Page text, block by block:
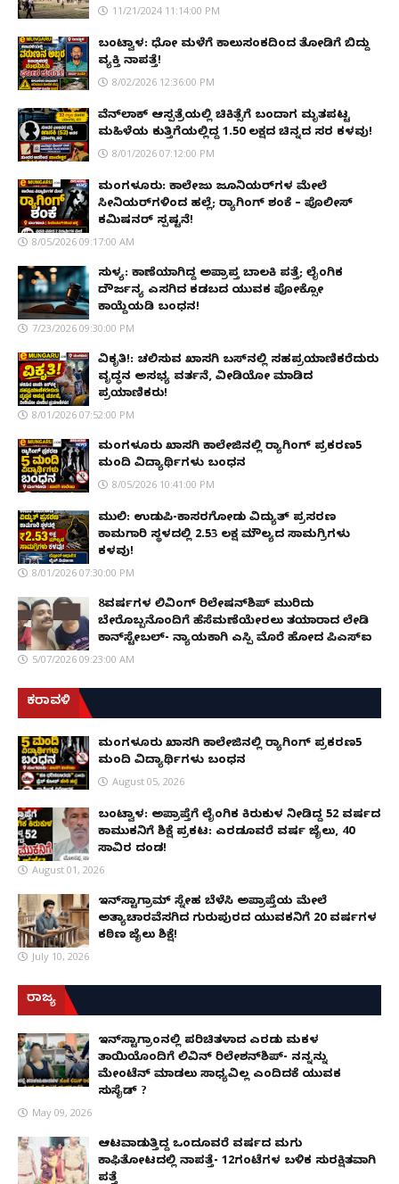
11/21/2024 11:14:00 PM
ಬಂಟ್ವಾಳ: ಧೋ ಮಳೆಗೆ ಕಾಲುಸಂಕದಿಂದ ತೋಡಿಗೆ ಬಿದ್ದು
ವ್ಯಕ್ತಿ ನಾಪತ್ತೆ!
8/02/2026 12:36:00 PM
ವೆನ್‌ಲಾಕ್ ಆಸ್ಪತ್ರೆಯಲ್ಲಿ ಚಿಕಿತ್ಸೆಗೆ ಬಂದಾಗ ಮೃತಪಟ್ಟ
ಮಹಿಳೆಯ ಕುತ್ತಿಗೆಯಲ್ಲಿದ್ದ ₹1.50 ಲಕ್ಷದ ಚಿನ್ನದ ಸರ ಕಳವು!
8/01/2026 07:12:00 PM
ಮಂಗಳೂರು: ಕಾಲೇಜು ಜೂನಿಯರ್‌ಗಳ ಮೇಲೆ
ಸೀನಿಯರ್‌ಗಳಿಂದ ಹಲ್ಲೆ; ರ‌್ಯಾಗಿಂಗ್ ಶಂಕೆ – ಪೊಲೀಸ್
ಕಮಿಷನರ್ ಸ್ಪಷ್ಟನೆ!
8/05/2026 09:17:00 AM
ಸುಳ್ಯ: ಕಾಣೆಯಾಗಿದ್ದ ಅಪ್ರಾಪ್ತ ಬಾಲಕಿ ಪತ್ತೆ; ಲೈಂಗಿಕ
ದೌರ್ಜನ್ಯ ಎಸಗಿದ ಕಡಬದ ಯುವಕ ಪೋಕ್ಸೋ
ಕಾಯ್ದೆಯಡಿ ಬಂಧನ!
7/23/2026 09:30:00 PM
ವಿಕೃತಿ!: ಚಲಿಸುವ ಖಾಸಗಿ ಬಸ್‌ನಲ್ಲಿ ಸಹಪ್ರಯಾಣಿಕರೆದುರು
ವೃದ್ಧನ ಅಸಭ್ಯ ವರ್ತನೆ, ವೀಡಿಯೋ ಮಾಡಿದ
ಪ್ರಯಾಣಿಕರು!
8/01/2026 07:52:00 PM
ಮಂಗಳೂರು ಖಾಸಗಿ ಕಾಲೇಜಿನಲ್ಲಿ ರ‌್ಯಾಗಿಂಗ್ ಪ್ರಕರಣ5
ಮಂದಿ ವಿದ್ಯಾರ್ಥಿಗಳು ಬಂಧನ
8/05/2026 10:41:00 PM
ಮುಲ್ಕಿ: ಉಡುಪಿ-ಕಾಸರಗೋಡು ವಿದ್ಯುತ್ ಪ್ರಸರಣ
ಕಾಮಗಾರಿ ಸ್ಥಳದಲ್ಲಿ ₹2.53 ಲಕ್ಷ ಮೌಲ್ಯದ ಸಾಮಗ್ರಿಗಳು
ಕಳವು!
8/01/2026 07:30:00 PM
8ವರ್ಷಗಳ ಲಿವಿಂಗ್‌ ರಿಲೇಷನ್‌ಶಿಪ್ ಮುರಿದು
ಬೇರೊಬ್ಬನೊಂದಿಗೆ ಹೆಸೆಮಣೆಯೇರಲು ತಯಾರಾದ ಲೇಡಿ
ಕಾನ್‌ಸ್ಟೇಬಲ್- ನ್ಯಾಯಕ್ಕಾಗಿ ಎಸ್ಪಿ ಮೊರೆ ಹೋದ ಪಿಎಸ್ಐ
5/07/2026 09:23:00 AM
ಕರಾವಳಿ
ಮಂಗಳೂರು ಖಾಸಗಿ ಕಾಲೇಜಿನಲ್ಲಿ ರ‌್ಯಾಗಿಂಗ್ ಪ್ರಕರಣ5
ಮಂದಿ ವಿದ್ಯಾರ್ಥಿಗಳು ಬಂಧನ
August 05, 2026
ಬಂಟ್ವಾಳ: ಅಪ್ರಾಪ್ತೆಗೆ ಲೈಂಗಿಕ ಕಿರುಕುಳ ನೀಡಿದ್ದ 52 ವರ್ಷದ
ಕಾಮುಕನಿಗೆ ಶಿಕ್ಷೆ ಪ್ರಕಟ: ಎರಡೂವರೆ ವರ್ಷ ಜೈಲು, ₹40
ಸಾವಿರ ದಂಡ!
August 01, 2026
ಇನ್‌ಸ್ಟಾಗ್ರಾಮ್ ಸ್ನೇಹ ಬೆಳೆಸಿ ಅಪ್ರಾಪ್ತೆಯ ಮೇಲೆ
ಅತ್ಯಾಚಾರವೆಸಗಿದ ಗುರುಪುರದ ಯುವಕನಿಗೆ 20 ವರ್ಷಗಳ
ಕಠಿಣ ಜೈಲು ಶಿಕ್ಷೆ!
July 10, 2026
ರಾಜ್ಯ
ಇನ್​ಸ್ಟಾಗ್ರಾಂನಲ್ಲಿ ಪರಿಚಿತಳಾದ ಎರಡು ಮಕ್ಕಳ
ತಾಯಿಯೊಂದಿಗೆ ಲಿವಿನ್ ರಿಲೇಶನ್​ಶಿಪ್- ನನ್ನನ್ನು
ಮೇಂಟೆನ್ ಮಾಡಲು ಸಾಧ್ಯವಿಲ್ಲ ಎಂದಿದಕ್ಕೆ ಯುವಕ
ಸುಸೈಡ್ ?
May 09, 2026
ಆಟವಾಡುತ್ತಿದ್ದ ಒಂದೂವರೆ ವರ್ಷದ ಮಗು
ಕಾಫಿತೋಟದಲ್ಲಿ ನಾಪತ್ತೆ- 12ಗಂಟೆಗಳ ಬಳಿಕ ಸುರಕ್ಷಿತವಾಗಿ
ಪತ್ತೆ